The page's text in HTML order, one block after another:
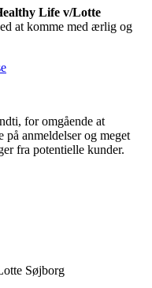
Life v/Lotte
at komme med ærlig og
for omgående at
på anmeldelser og meget
fra potentielle kunder.
Søjborg